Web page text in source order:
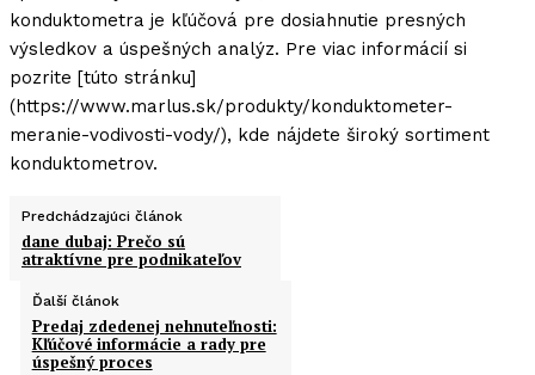
konduktometra je kľúčová pre dosiahnutie presných
výsledkov a úspešných analýz. Pre viac informácií si
pozrite [túto stránku]
(https://www.marlus.sk/produkty/konduktometer-
meranie-vodivosti-vody/), kde nájdete široký sortiment
konduktometrov.
Predchádzajúci článok
dane dubaj: Prečo sú
atraktívne pre podnikateľov
Ďalší článok
Predaj zdedenej nehnuteľnosti:
Kľúčové informácie a rady pre
úspešný proces